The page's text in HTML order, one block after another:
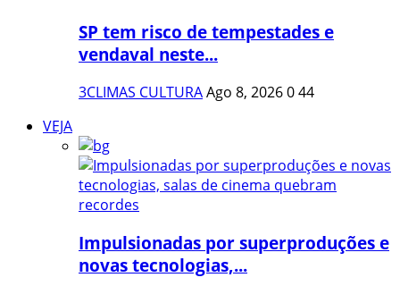
SP tem risco de tempestades e
vendaval neste...
3CLIMAS CULTURAAgo 8, 2026044
VEJA
Impulsionadas por superproduções e
novas tecnologias,...